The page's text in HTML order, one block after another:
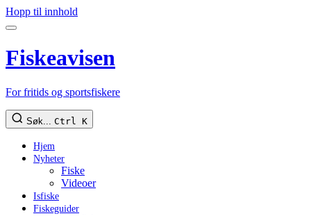
Hopp til innhold
Fiskeavisen
For fritids og sportsfiskere
Søk... Ctrl K
Hjem
Nyheter
Fiske
Videoer
Isfiske
Fiskeguider